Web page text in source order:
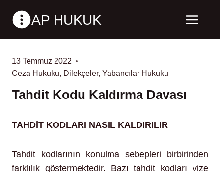
AP HUKUK
13 Temmuz 2022
Ceza Hukuku, Dilekçeler, Yabancılar Hukuku
Tahdit Kodu Kaldırma Davası
TAHDİT KODLARI NASIL KALDIRILIR
Tahdit kodlarının konulma sebepleri birbirinden
farklılık göstermektedir. Bazı tahdit kodları vize